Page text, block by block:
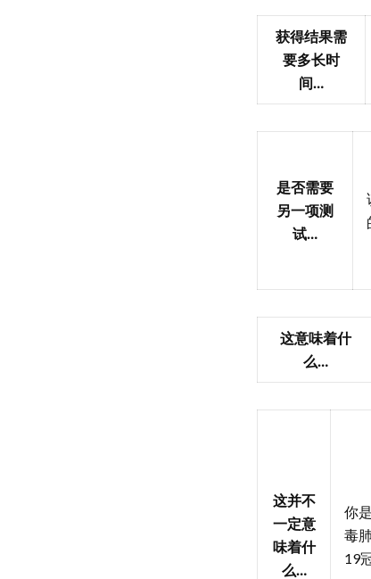
获得结果需
要多长时
间…
是否需要
另一项测
试…
这意味着什
么…
这并不
一定意
味着什
么…
你
毒
19